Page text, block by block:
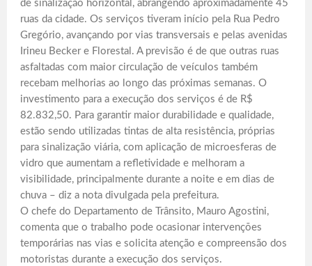
de sinalização horizontal, abrangendo aproximadamente 45
ruas da cidade. Os serviços tiveram início pela Rua Pedro
Gregório, avançando por vias transversais e pelas avenidas
Irineu Becker e Florestal. A previsão é de que outras ruas
asfaltadas com maior circulação de veículos também
recebam melhorias ao longo das próximas semanas. O
investimento para a execução dos serviços é de R$
82.832,50. Para garantir maior durabilidade e qualidade,
estão sendo utilizadas tintas de alta resistência, próprias
para sinalização viária, com aplicação de microesferas de
vidro que aumentam a refletividade e melhoram a
visibilidade, principalmente durante a noite e em dias de
chuva – diz a nota divulgada pela prefeitura.
O chefe do Departamento de Trânsito, Mauro Agostini,
comenta que o trabalho pode ocasionar intervenções
temporárias nas vias e solicita atenção e compreensão dos
motoristas durante a execução dos serviços.